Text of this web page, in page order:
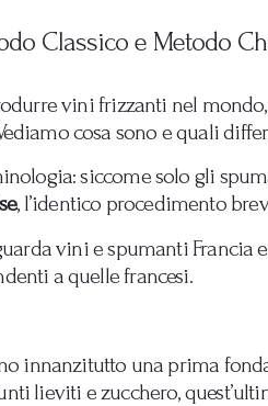
Classico e Metodo
vini frizzanti nel
cosa sono e quali
siccome solo gli
, l’identico procedimento
vini e spumanti Francia
a quelle francesi.
innanzitutto una prima
lieviti e zucchero,